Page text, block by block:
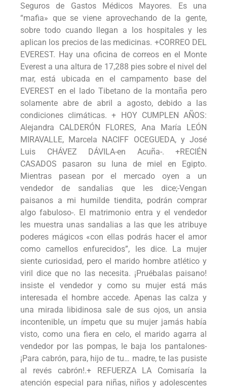
Seguros de Gastos Médicos Mayores. Es una
“mafia» que se viene aprovechando de la gente,
sobre todo cuando llegan a los hospitales y les
aplican los precios de las medicinas. +CORREO DEL
EVEREST. Hay una oficina de correos en el Monte
Everest a una altura de 17,288 pies sobre el nivel del
mar, está ubicada en el campamento base del
EVEREST en el lado Tibetano de la montaña pero
solamente abre de abril a agosto, debido a las
condiciones climáticas. + HOY CUMPLEN AÑOS:
Alejandra CALDERÓN FLORES, Ana María LEÓN
MIRAVALLE, Marcela NACIFF OCEGUEDA, y José
Luis CHÁVEZ DÁVILA-en Acuña-. +RECIÉN
CASADOS pasaron su luna de miel en Egipto.
Mientras pasean por el mercado oyen a un
vendedor de sandalias que les dice;-Vengan
paisanos a mi humilde tiendita, podrán comprar
algo fabuloso-. El matrimonio entra y el vendedor
les muestra unas sandalias a las que les atribuye
poderes mágicos «con ellas podrás hacer el amor
como camellos enfurecidos”, les dice. La mujer
siente curiosidad, pero el marido hombre atlético y
viril dice que no las necesita. ¡Pruébalas paisano!
insiste el vendedor y como su mujer está más
interesada el hombre accede. Apenas las calza y
una mirada libidinosa sale de sus ojos, un ansia
incontenible, un ímpetu que su mujer jamás había
visto, como una fiera en celo, el marido agarra al
vendedor por las pompas, le baja los pantalones-
¡Para cabrón, para, hijo de tu… madre, te las pusiste
al revés cabrón!.+ REFUERZA LA Comisaría la
atención especial para niñas, niños y adolescentes